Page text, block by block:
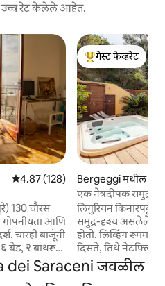
उच्च रेट केलेले आहेत.
5 पैकी 4.87 सरासरी रेटिंग, 128 रिव्ह्यूज
4.87 (128)
आणि
चारही बाजूंनी
बेड, २ बाथरूम
आणि
टेरेस आहे, जो
टॉप गेस्ट फेव्हरेट
गेस्ट फेव्हरेट
Bergeggi मधील
एक नेत्रदीपक
लिगुरियन
समुद्र-दृश्य असलेले घर,
होतो. लिव्हिंग रूममधून निळ्या क्षितिजाचे दृश्य
दिसते, तिथे
सुसज्ज स्वयंपाकघर
आणि आराम मिळतो. वाय-फाय, 2 बेडरूम्स आणि 1
dei Saraceni जवळील